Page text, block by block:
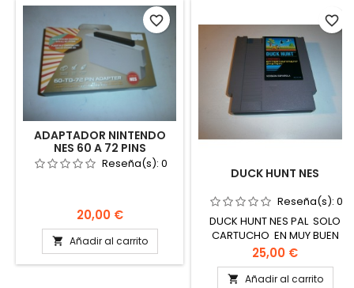
ADAPTADOR NINTENDO
NES 60 A 72 PINS
Reseña(s): 0
Precio
20,00 €
 Añadir al carrito
favorite_border
DUCK HUNT NES
Reseña(s): 0
DUCK HUNT NES PAL SOLO
CARTUCHO EN MUY BUEN
ESTADO
Precio
25,00 €
 Añadir al carrito
favorite_border